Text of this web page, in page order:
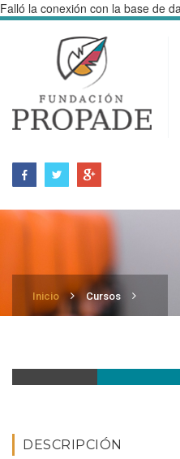
Falló la conexión con la base de
Inicio Cursos
DESCRIPCIÓN